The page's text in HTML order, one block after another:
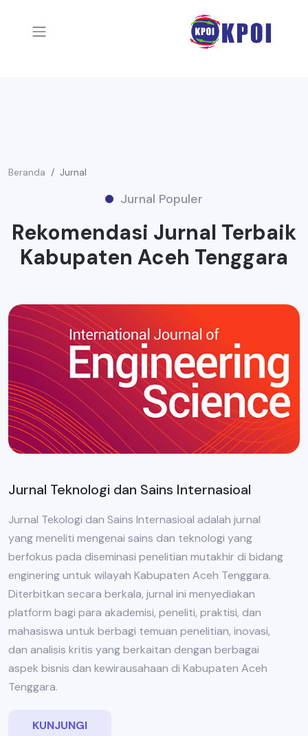
Beranda Jurnal
Jurnal Populer
Rekomendasi Jurnal Terbaik
Kabupaten Aceh Tenggara
Jurnal Teknologi dan Sains Internasioal
Jurnal Tekologi dan Sains Internasioal adalah jurnal
yang meneliti mengenai sains dan teknologi yang
berfokus pada diseminasi penelitian mutakhir di bidang
enginering untuk wilayah Kabupaten Aceh Tenggara.
Diterbitkan secara berkala, jurnal ini menyediakan
platform bagi para akademisi, peneliti, praktisi, dan
mahasiswa untuk berbagi temuan penelitian, inovasi,
dan analisis kritis yang berkaitan dengan berbagai
aspek bisnis dan kewirausahaan di Kabupaten Aceh
Tenggara.
KUNJUNGI